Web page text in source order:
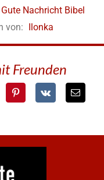
Gute Nachricht Bibel
von: Ilonka
Freunden